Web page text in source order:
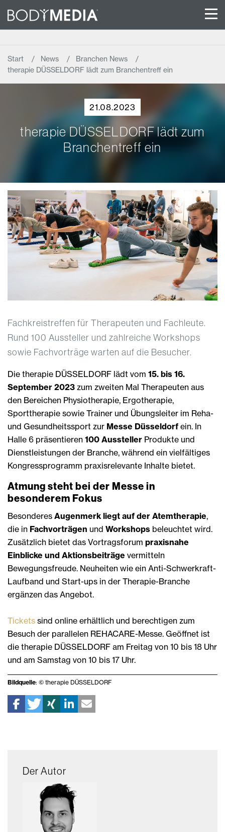
Start News
Branchen News
therapie DÜSSELDORF lädt zum Branchentreff ein
21.08.2023
therapie DÜSSELDORF lädt zum
Branchentreff ein
Fachkreistreffen für Therapeuten und Fachleute.
Rund 100 Aussteller und zahlreiche Workshops
sowie Fachvorträge warten auf die Besucher.
Die therapie DÜSSELDORF lädt vom 15. bis 16.
September 2023 zum zweiten Mal Therapeuten aus
den Bereichen Physiotherapie, Ergotherapie,
Sporttherapie sowie Trainer und Übungsleiter im Reha-
und Gesundheitssport zur Messe Düsseldorf ein. In
Halle 6 präsentieren 100 Aussteller Produkte und
Dienstleistungen der Branche, während ein vielfältiges
Kongressprogramm praxisrelevante Inhalte bietet.
Atmung steht bei der Messe in
besonderem Fokus
Besonderes Augenmerk liegt auf der Atemtherapie,
die in Fachvorträgen und Workshops beleuchtet wird.
Zusätzlich bietet das Vortragsforum praxisnahe
Einblicke und Aktionsbeiträge vermitteln
Bewegungsfreude. Neuheiten wie ein Anti-Schwerkraft-
Laufband und Start-ups in der Therapie-Branche
ergänzen das Angebot.
Tickets sind online erhältlich und berechtigen zum
Besuch der parallelen REHACARE-Messe. Geöffnet ist
die therapie DÜSSELDORF am Freitag von 10 bis 18 Uhr
und am Samstag von 10 bis 17 Uhr.
Bildquelle: © therapie DÜSSELDORF
Der Autor